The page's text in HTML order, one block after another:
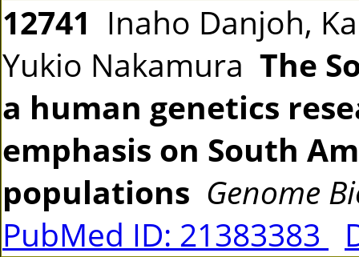
12741 Inaho Danjoh,
Yukio Nakamura The
a human genetics
emphasis on South
populations Genome
PubMed ID: 21383383